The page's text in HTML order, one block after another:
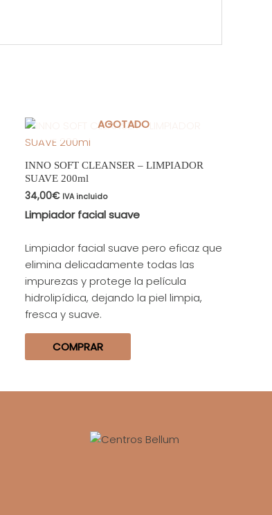
AGOTADO
INNO SOFT CLEANSER – LIMPIADOR
SUAVE 200ml
34,00€ IVA incluido
Limpiador facial suave
Limpiador facial suave pero eficaz que
elimina delicadamente todas las
impurezas y protege la película
hidrolipídica, dejando la piel limpia,
fresca y suave.
COMPRAR